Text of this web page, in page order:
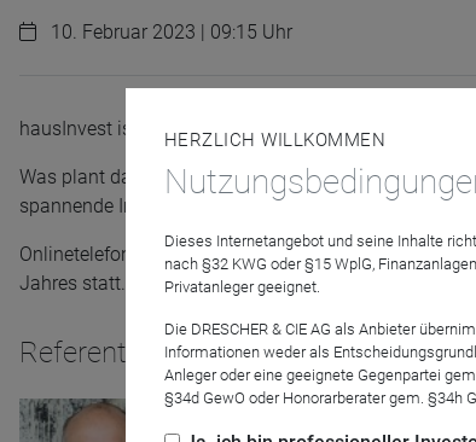
10. Februar 2023 | 09:15 Uhr
hausInvest ist mit Rückenwind in das neue Jahr
Was plant das Fondsmanagement für 2023 und wie
spannende Informationen hierzu.
Onlinetelefonkonferenzen mit dem hausInvest
Jahres statt.
Referenten
HERZLICH WILLKOMMEN
Dieses Internetangebot und seine Inhalte
nach §32 KWG oder §15 WplG,
Privatanleger geeignet.
Die DRESCHER & CIE AG als Anbieter
Informationen weder als
Anleger oder eine geeignete Gegenpartei
§34d GewO oder Honorarberater gem. §34h